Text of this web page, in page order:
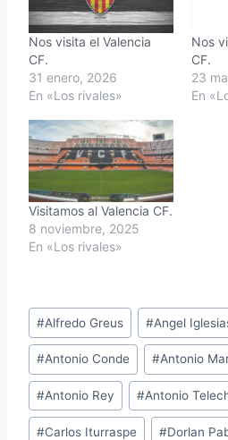
Nos visita el Valencia
CF.
31 enero, 2026
En «Los rivales»
Nos
CF.
23
En
Visitamos al Valencia CF.
8 noviembre, 2025
En «Los rivales»
Etiquetas
de
la
entrada:
#Alfredo Greus #Angel
#Antonio Conde #Antonio
#Antonio Rey #Antonio
#Carlos Iturraspe #Dorlan